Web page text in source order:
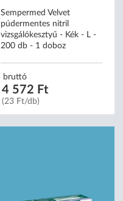
Sempermed Velvet
púdermentes nitril
vizsgálókesztyű - Kék - L -
200 db - 1 doboz
bruttó
4 572 Ft
(23 Ft/db)